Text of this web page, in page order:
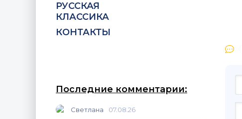
РУССКАЯ
КЛАССИКА
КОНТАКТЫ
Последние комментарии:
Светлана 07.08.26